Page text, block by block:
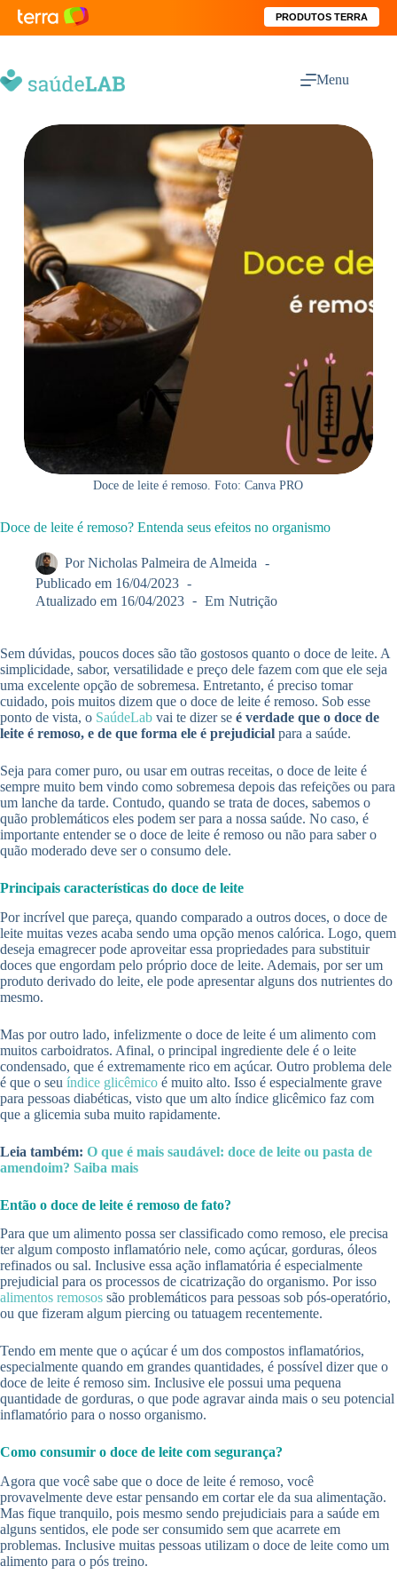
PRODUTOS TERRA
Menu
Doce de leite é remoso. Foto: Canva PRO
Doce de leite é remoso? Entenda seus efeitos no organismo
Por Nicholas Palmeira de Almeida
Publicado em 16/04/2023
Atualizado em 16/04/2023 Em Nutrição
Sem dúvidas, poucos doces são tão gostosos quanto o doce de leite. A
simplicidade, sabor, versatilidade e preço dele fazem com que ele seja
uma excelente opção de sobremesa. Entretanto, é preciso tomar
cuidado, pois muitos dizem que o doce de leite é remoso. Sob esse
ponto de vista, o SaúdeLab vai te dizer se é verdade que o doce de
leite é remoso, e de que forma ele é prejudicial para a saúde.
Seja para comer puro, ou usar em outras receitas, o doce de leite é
sempre muito bem vindo como sobremesa depois das refeições ou para
um lanche da tarde. Contudo, quando se trata de doces, sabemos o
quão problemáticos eles podem ser para a nossa saúde. No caso, é
importante entender se o doce de leite é remoso ou não para saber o
quão moderado deve ser o consumo dele.
Principais características do doce de leite
Por incrível que pareça, quando comparado a outros doces, o doce de
leite muitas vezes acaba sendo uma opção menos calórica. Logo, quem
deseja emagrecer pode aproveitar essa propriedades para substituir
doces que engordam pelo próprio doce de leite. Ademais, por ser um
produto derivado do leite, ele pode apresentar alguns dos nutrientes do
mesmo.
Mas por outro lado, infelizmente o doce de leite é um alimento com
muitos carboidratos. Afinal, o principal ingrediente dele é o leite
condensado, que é extremamente rico em açúcar. Outro problema dele
é que o seu índice glicêmico é muito alto. Isso é especialmente grave
para pessoas diabéticas, visto que um alto índice glicêmico faz com
que a glicemia suba muito rapidamente.
Leia também: O que é mais saudável: doce de leite ou pasta de
amendoim? Saiba mais
Então o doce de leite é remoso de fato?
Para que um alimento possa ser classificado como remoso, ele precisa
ter algum composto inflamatório nele, como açúcar, gorduras, óleos
refinados ou sal. Inclusive essa ação inflamatória é especialmente
prejudicial para os processos de cicatrização do organismo. Por isso
alimentos remosos são problemáticos para pessoas sob pós-operatório,
ou que fizeram algum piercing ou tatuagem recentemente.
Tendo em mente que o açúcar é um dos compostos inflamatórios,
especialmente quando em grandes quantidades, é possível dizer que o
doce de leite é remoso sim. Inclusive ele possui uma pequena
quantidade de gorduras, o que pode agravar ainda mais o seu potencial
inflamatório para o nosso organismo.
Como consumir o doce de leite com segurança?
Agora que você sabe que o doce de leite é remoso, você
provavelmente deve estar pensando em cortar ele da sua alimentação.
Mas fique tranquilo, pois mesmo sendo prejudiciais para a saúde em
alguns sentidos, ele pode ser consumido sem que acarrete em
problemas. Inclusive muitas pessoas utilizam o doce de leite como um
alimento para o pós treino.